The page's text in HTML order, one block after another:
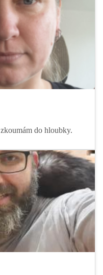
do hloubky.